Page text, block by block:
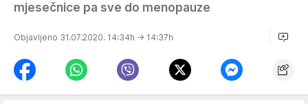
mjesečnice pa sve do menopauze
Objavljeno 31.07.2020. 14:34h → 14:37h